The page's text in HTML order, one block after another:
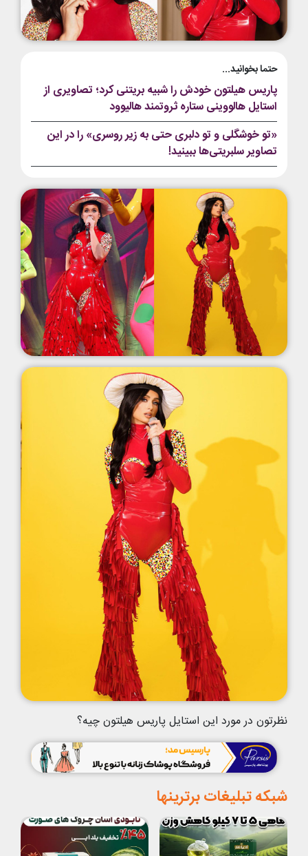
حتما بخوانید...
پاریس هیلتون خودش را شبیه بریتنی کرد؛ تصاویری از
استایل هالووینی ستاره ثروتمند هالیوود
«تو خوشگلی و تو دلبری حتی به زیر روسری» را در این
تصاویر سلبریتی‌ها ببینید!
نظرتون در مورد این استایل پاریس هیلتون چیه؟
شبکه تبلیغات برترینها